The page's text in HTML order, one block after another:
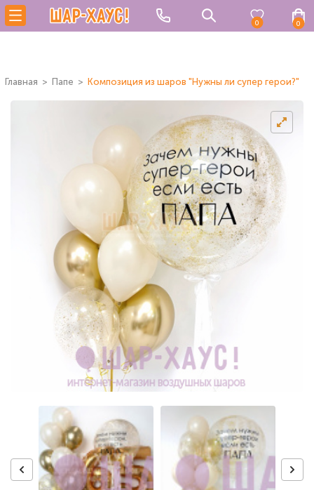
0 0
Главная Папе Композиция из шаров "Нужны ли супер герои?"